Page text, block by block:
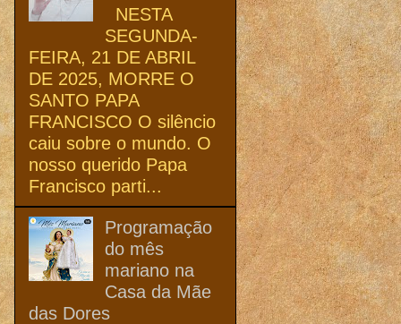
NESTA
SEGUNDA-
FEIRA, 21 DE ABRIL
DE 2025, MORRE O
SANTO PAPA
FRANCISCO O silêncio
caiu sobre o mundo. O
nosso querido Papa
Francisco parti...
Programação
do mês
mariano na
Casa da Mãe
das Dores